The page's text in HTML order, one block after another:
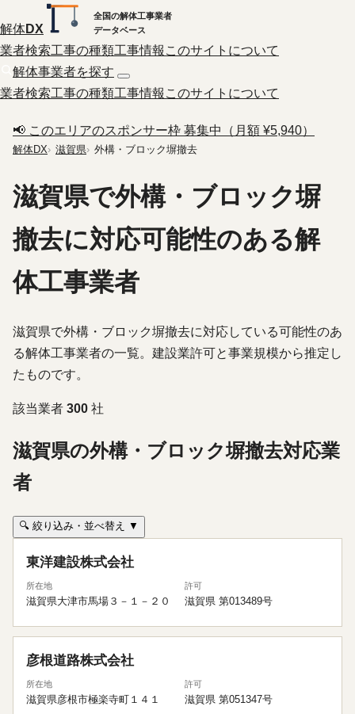
解体DX
全国の解体工事業者
データベース
業者検索工事の種類工事情報 このサイトについて
解体事業者を探す
業者検索工事の種類工事情報 このサイトについて
📢 このエリアのスポンサー枠 募集中（月額 ¥5,940）
解体DX 滋賀県 外構・ブロック塀撤去
滋賀県で外構・ブロック塀
撤去に対応可能性のある解
体工事業者
滋賀県で外構・ブロック塀撤去に対応している可能性のあ
る解体工事業者の一覧。建設業許可と事業規模から推定し
たものです。
該当業者 300 社
滋賀県の外構・ブロック塀撤去対応業
者
🔍 絞り込み・並べ替え ▼
東洋建設株式会社
所在地
滋賀県大津市馬場３－１－２０
許可
滋賀県 第013489号
彦根道路株式会社
所在地
滋賀県彦根市極楽寺町１４１
許可
滋賀県 第051347号